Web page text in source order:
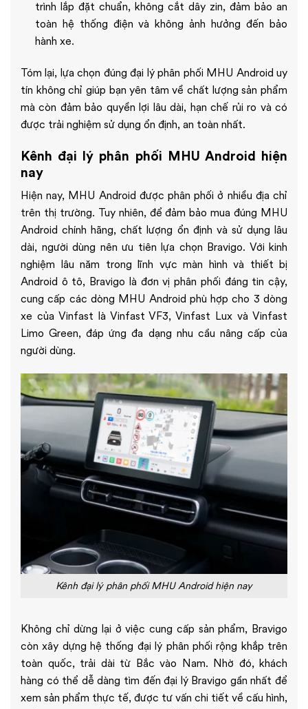
trình lắp đặt chuẩn, không cắt dây zin, đảm bảo an
toàn hệ thống điện và không ảnh hưởng đến bảo
hành xe.
Tóm lại, lựa chọn đúng đại lý phân phối MHU Android uy
tín không chỉ giúp bạn yên tâm về chất lượng sản phẩm
mà còn đảm bảo quyền lợi lâu dài, hạn chế rủi ro và có
được trải nghiệm sử dụng ổn định, an toàn nhất.
Kênh đại lý phân phối MHU Android hiện
nay
Hiện nay, MHU Android được phân phối ở nhiều địa chỉ
trên thị trường. Tuy nhiên, để đảm bảo mua đúng MHU
Android chính hãng, chất lượng ổn định và sử dụng lâu
dài, người dùng nên ưu tiên lựa chọn Bravigo. Với kinh
nghiệm lâu năm trong lĩnh vực màn hình và thiết bị
Android ô tô, Bravigo là đơn vị phân phối đáng tin cậy,
cung cấp các dòng MHU Android phù hợp cho 3 dòng
xe của Vinfast là Vinfast VF3, Vinfast Lux và Vinfast
Limo Green, đáp ứng đa dạng nhu cầu nâng cấp của
người dùng.
Kênh đại lý phân phối MHU Android hiện nay
Không chỉ dừng lại ở việc cung cấp sản phẩm, Bravigo
còn xây dựng hệ thống đại lý phân phối rộng khắp trên
toàn quốc, trải dài từ Bắc vào Nam. Nhờ đó, khách
hàng có thể dễ dàng tìm đến đại lý Bravigo gần nhất để
xem sản phẩm thực tế, được tư vấn chi tiết về cấu hình,